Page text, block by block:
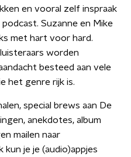
en vooral zelf inspraak
Suzanne en Mike
met hart voor hard.
worden
besteed aan vele
het genre rijk is.
special brews aan De
anekdotes, album
mailen naar
kun je je (audio)appjes